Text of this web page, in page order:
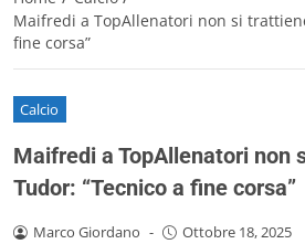
Maifredi a TopAllenatori non si
fine corsa”
Calcio
Maifredi a TopAllenatori non
Tudor: “Tecnico a fine corsa”
Marco Giordano - Ottobre 18, 2025